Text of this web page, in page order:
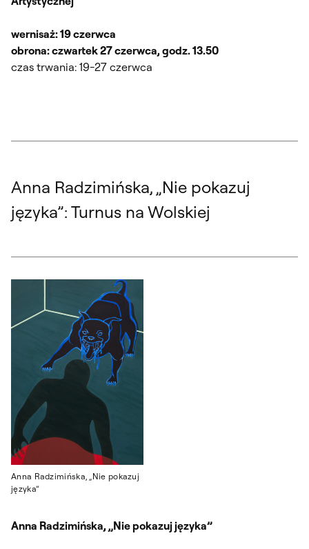
wernisaż: 19 czerwca
obrona: czwartek 27 czerwca, godz. 13.50
czas trwania: 19-27 czerwca
Anna Radzimińska, „Nie pokazuj
języka”: Turnus na Wolskiej
Anna Radzimińska, „Nie pokazuj
języka”
Anna Radzimińska, „Nie pokazuj języka”